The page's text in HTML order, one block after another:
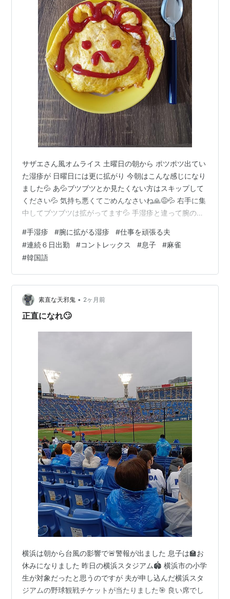
サザエさん風オムライス 土曜日の朝から ポツポツ出てい
た湿疹が 日曜日には更に拡がり 今朝はこんな感じになり
ました💦 あ💦ブツブツとか見たくない方はスキップして
ください💦 気持ち悪くてごめんなさいね🙏😅💦 右手に集
中してブツブツは拡がってます💦 手湿疹と違って腕の湿
が実験用に購入した水 な、なんと！！ 仕事が減り 有給
で仕事を休みまくっていた 夫が６日連続仕事へ行ってお
ります😳✨ これはギネスですw
akiko42life.hatenablog.com
akiko42life.hatenablog.com そして最近はじめた カビの
育成 …
#手湿疹 #腕に拡がる湿疹 #仕事を頑張る夫
#連続６日出勤 #コントレックス #息子 #麻雀
#韓国語
素直な天邪鬼 • 2ヶ月前
正直になれ🙄
横浜は朝から台風の影響で🚨警報が出ました 息子は🏫お
休みになりました 昨日の横浜スタジアム🏟️ 横浜市の小学
生が対象だったと思うのですが 夫が申し込んだ横浜スタ
ジアムの野球観戦チケットが当たりました🎯 良い席でし